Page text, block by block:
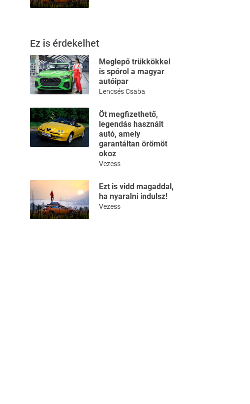
Ez is érdekelhet
Meglepő trükkökkel
is spórol a magyar
autóipar
Lencsés Csaba
Öt megfizethető,
legendás használt
autó, amely
garantáltan örömöt
okoz
Vezess
Ezt is vidd magaddal,
ha nyaralni indulsz!
Vezess